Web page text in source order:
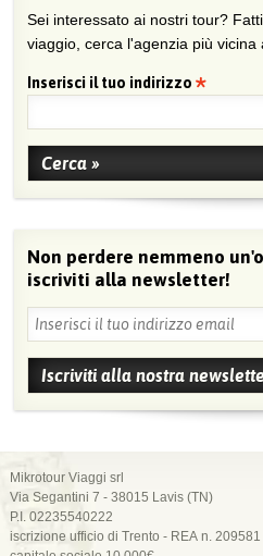
Sei interessato ai nostri tour?
viaggio, cerca l'agenzia più vicina
Inserisci il tuo indirizzo
Non perdere nemmeno
iscriviti alla newsletter!
Mikrotour Viaggi srl
Via Segantini 7 - 38015 Lavis (TN)
P.I. 02235540222
iscrizione ufficio di Trento - REA n. 209581